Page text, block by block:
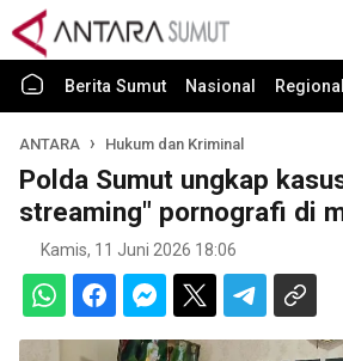
Berita Sumut Nasional Regional
ANTARA Hukum dan Kriminal
Polda Sumut ungkap
streaming" pornografi di
Kamis, 11 Juni 2026 18:06